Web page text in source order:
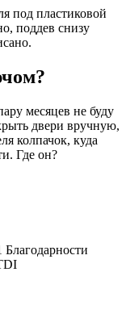
под пластиковой
поддев снизу
месяцев не буду
двери вручную,
колпачок, куда
Где он?